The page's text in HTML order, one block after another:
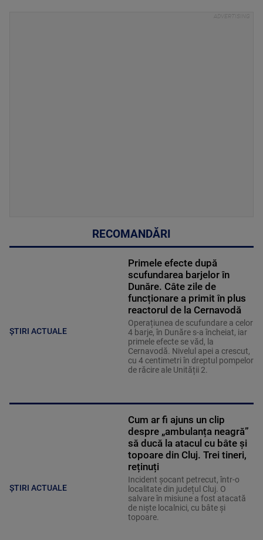
RECOMANDĂRI
ȘTIRI ACTUALE
Primele efecte după
scufundarea barjelor în
Dunăre. Câte zile de
funcționare a primit în plus
reactorul de la Cernavodă
Operațiunea de scufundare a celor
4 barje, în Dunăre s-a încheiat, iar
primele efecte se văd, la
Cernavodă. Nivelul apei a crescut,
cu 4 centimetri în dreptul pompelor
de răcire ale Unității 2.
ȘTIRI ACTUALE
Cum ar fi ajuns un clip
despre „ambulanța neagră”
să ducă la atacul cu bâte și
topoare din Cluj. Trei tineri,
reținuți
Incident șocant petrecut, într-o
localitate din județul Cluj. O
salvare în misiune a fost atacată
de niște localnici, cu bâte și
topoare.